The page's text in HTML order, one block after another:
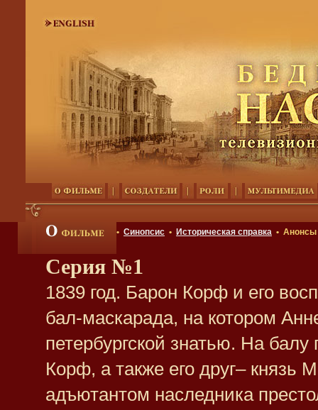
• Синопсис • Историческая справка •
Серия №1
1839 год. Барон Корф и его
бал-маскарада, на котором
петербургской знатью. На
Корф, а также его друг– князь
адъютантом наследника